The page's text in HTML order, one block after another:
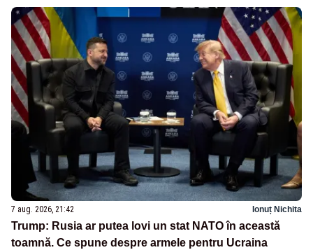
7 aug. 2026, 21:42 Ionuț Nichita
Trump: Rusia ar putea lovi un stat NATO în această
toamnă. Ce spune despre armele pentru Ucraina